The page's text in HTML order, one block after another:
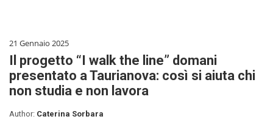
21 Gennaio 2025
Il progetto “I walk the line” domani
presentato a Taurianova: così si aiuta chi
non studia e non lavora
Author: Caterina Sorbara